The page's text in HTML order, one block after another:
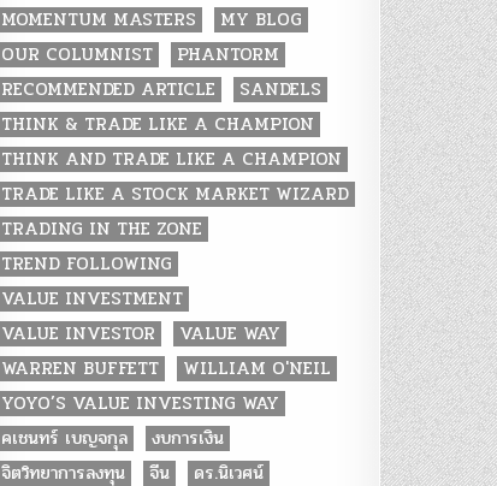
MOMENTUM MASTERS
MY BLOG
OUR COLUMNIST
PHANTORM
RECOMMENDED ARTICLE
SANDELS
THINK & TRADE LIKE A CHAMPION
THINK AND TRADE LIKE A CHAMPION
TRADE LIKE A STOCK MARKET WIZARD
TRADING IN THE ZONE
TREND FOLLOWING
VALUE INVESTMENT
VALUE INVESTOR
VALUE WAY
WARREN BUFFETT
WILLIAM O'NEIL
YOYO’S VALUE INVESTING WAY
คเชนทร์ เบญจกุล
งบการเงิน
จิตวิทยาการลงทุน
จีน ดร.นิเวศน์